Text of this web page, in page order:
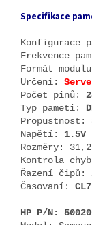
Specifikace
Konfigurace
Frekvence
Formát
Určení:
Počet pinů:
Typ pameti:
Propustnost:
Napětí: 1.5V
Rozměry:
Kontrola chyb
Řazení čipů:
Časovaní: CL7
HP P/N: